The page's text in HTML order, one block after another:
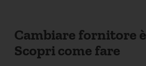
Cambiare fornitore
Scopri come fare